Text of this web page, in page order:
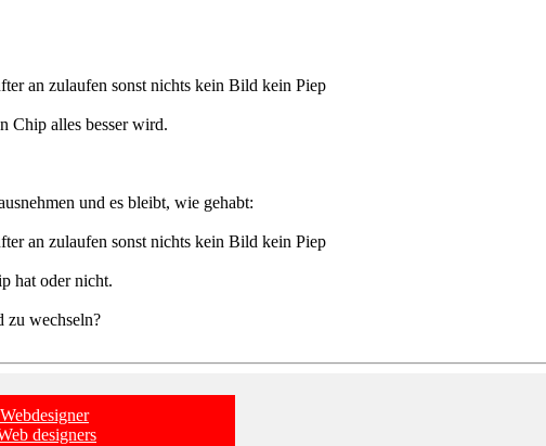
an zulaufen sonst nichts kein Bild kein Piep
Chip alles besser wird.
und es bleibt, wie gehabt:
an zulaufen sonst nichts kein Bild kein Piep
hat oder nicht.
zu wechseln?
designers